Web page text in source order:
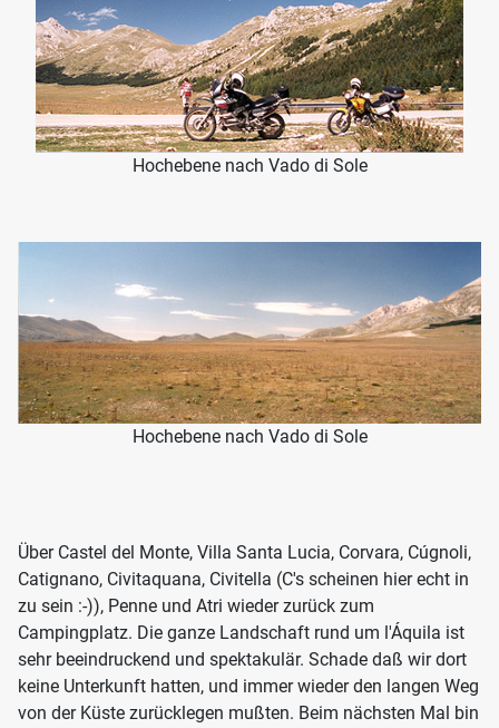
Hochebene nach Vado di Sole
Hochebene nach Vado di Sole
Über Castel del Monte, Villa Santa Lucia, Corvara, Cúgnoli,
Catignano, Civitaquana, Civitella (C's scheinen hier echt in
zu sein :-)), Penne und Atri wieder zurück zum
Campingplatz. Die ganze Landschaft rund um l'Áquila ist
sehr beeindruckend und spektakulär. Schade daß wir dort
keine Unterkunft hatten, und immer wieder den langen Weg
von der Küste zurücklegen mußten. Beim nächsten Mal bin